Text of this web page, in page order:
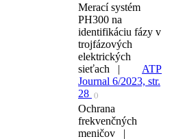
Merací systém
PH300 na
identifikáciu fázy v
trojfázových
elektrických
sieťach |
ATP
Journal 6/2023, str.
28
()
Ochrana
frekvenčných
meničov |